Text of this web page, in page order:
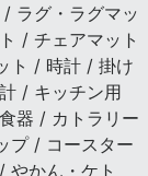
ラグ・ラグマッ
/ チェアマット
ト / 時計 / 掛け
/ キッチン用
器 / カトラリー
プ / コースター
かん・ケト